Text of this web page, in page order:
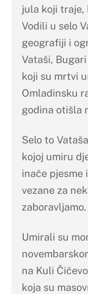
jula koji traje,
Vodili u selo
geografiji i
Vataši,
koji su mrtvi
Omladinsku
godina otišla
Selo to
kojoj umiru
inače pjesme
vezane za
zaboravljamo.
Umirali su
na Kuli
koja su